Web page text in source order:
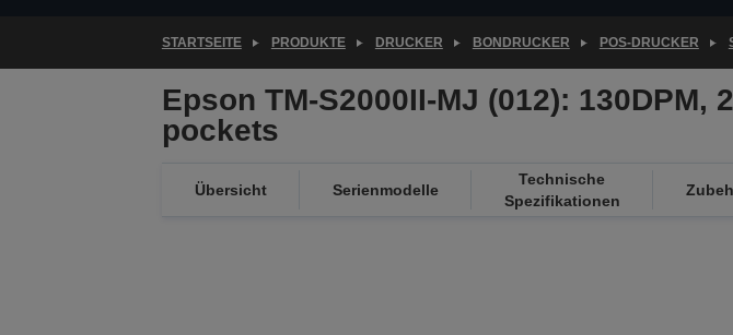
STARTSEITE PRODUKTE DRUCKER BONDRUCKER POS-DRUCKER
Epson TM-S2000II-MJ (012): 130DPM, 2
pockets
Übersicht Serienmodelle
Technische
Spezifikationen